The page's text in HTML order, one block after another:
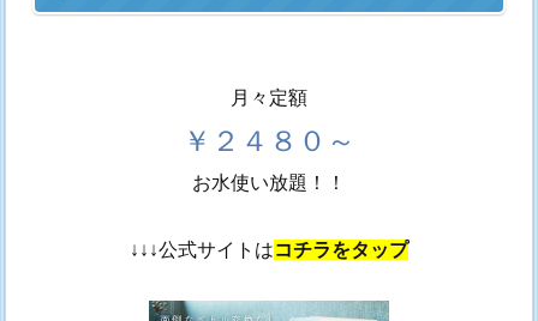
月々定額
￥２４８０～
お水使い放題！！
↓↓↓公式サイトはコチラをタップ